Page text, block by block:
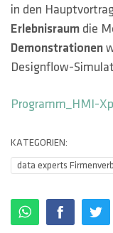
in den
Erlebnisraum die
Demonstrationen
Designflow-
Programm_HMI-
KATEGORIEN:
data experts